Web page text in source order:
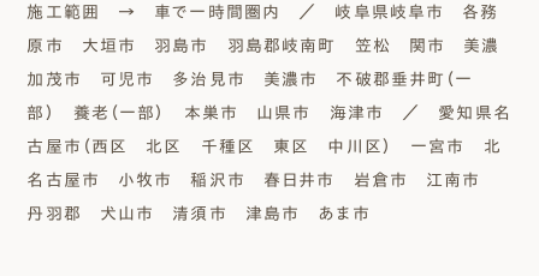
施工範囲 → 車で一時間圏内 ／ 岐阜県岐阜市 各務
原市 大垣市 羽島市 羽島郡岐南町 笠松 関市 美濃
加茂市 可児市 多治見市 美濃市 不破郡垂井町（一
部） 養老（一部） 本巣市 山県市 海津市 ／ 愛知県名
古屋市（西区 北区 千種区 東区 中川区） 一宮市 北
名古屋市 小牧市 稲沢市 春日井市 岩倉市 江南市
丹羽郡 犬山市 清須市 津島市 あま市